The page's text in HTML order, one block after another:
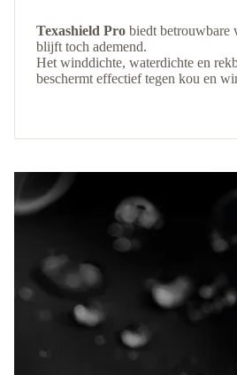
Texashield Pro biedt betrouwbare
blijft toch ademend.
Het winddichte, waterdichte en
beschermt effectief tegen kou en